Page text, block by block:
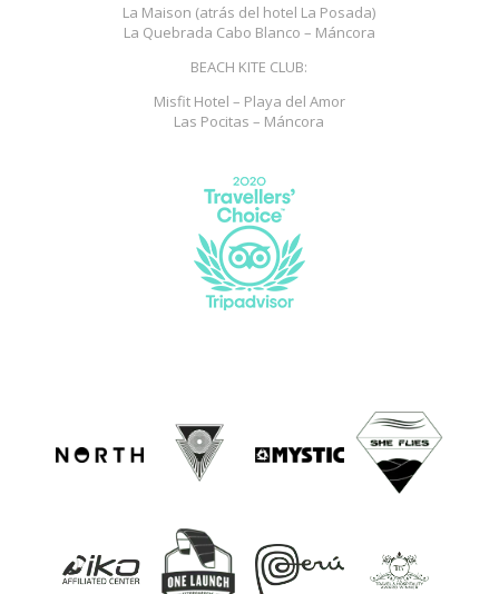
La Maison (atrás del hotel La Posada)
La Quebrada Cabo Blanco – Máncora
BEACH KITE CLUB:
Misfit Hotel – Playa del Amor
Las Pocitas – Máncora